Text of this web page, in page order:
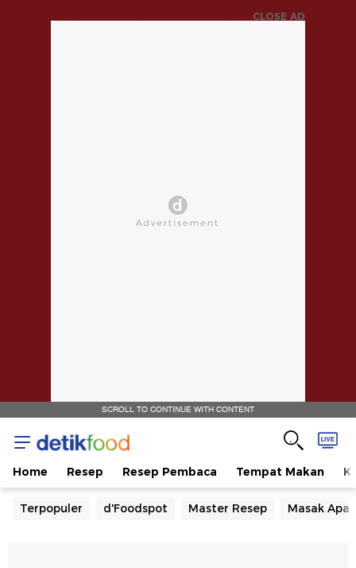
CLOSE AD
SCROLL TO CONTINUE WITH CONTENT
Home Resep Resep Pembaca Tempat Makan
Terpopuler d'Foodspot Master Resep Masak Apa